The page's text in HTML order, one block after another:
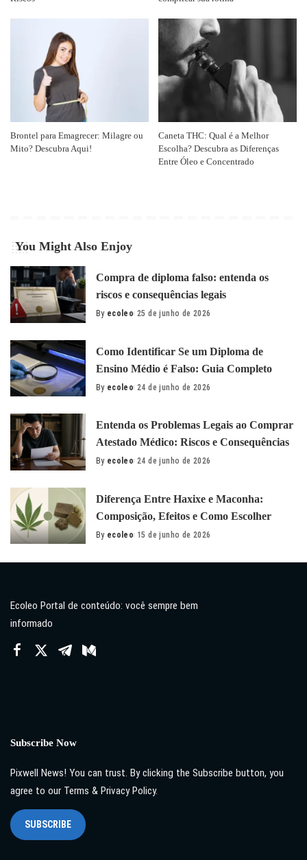
Brontel para Emagrecer: Milagre ou
Mito? Descubra Aqui!
Caneta THC: Qual é a Melhor
Escolha? Descubra as Diferenças
Entre Óleo e Concentrado
You Might Also Enjoy
Compra de diploma falso: entenda os
riscos e consequências legais
Posted
By ecoleo 25 de junho de 2026
Como Identificar Se um Diploma de
Ensino Médio é Falso: Guia Completo
Posted
By ecoleo 24 de junho de 2026
Entenda os Problemas Legais ao Comprar
Atestado Médico: Riscos e Consequências
Posted
By ecoleo 24 de junho de 2026
Diferença Entre Haxixe e Maconha:
Composição, Efeitos e Como Escolher
Posted
By ecoleo 15 de junho de 2026
Ecoleo Portal de conteúdo: você sempre bem
informado
Subscribe Now
Pixwell News! You can trust. By clicking the Subscribe button, you
agree to our Terms & Privacy Policy.
SUBSCRIBE